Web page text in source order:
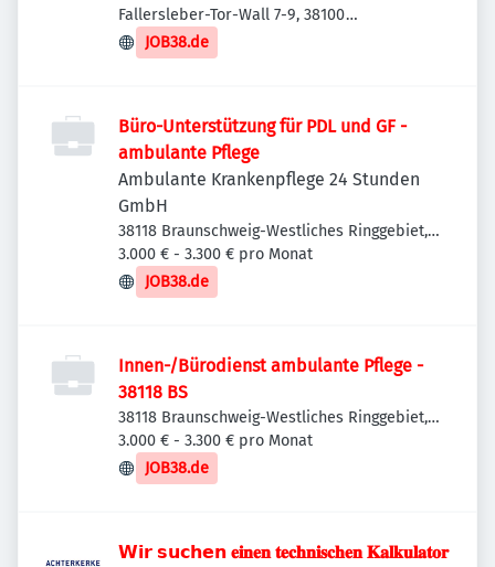
Fallersleber-Tor-Wall 7-9, 38100
Braunschweig, Deutschland
JOB38.de
Büro-Unterstützung für PDL und GF -
ambulante Pflege
Ambulante Krankenpflege 24 Stunden
GmbH
38118 Braunschweig-Westliches Ringgebiet,
Deutschland
3.000 € - 3.300 € pro Monat
JOB38.de
Innen-/Bürodienst ambulante Pflege -
38118 BS
38118 Braunschweig-Westliches Ringgebiet,
Deutschland
3.000 € - 3.300 € pro Monat
JOB38.de
𝗪𝗶𝗿 𝘀𝘂𝗰𝗵𝗲𝗻 𝐞𝐢𝐧𝐞𝐧 𝐭𝐞𝐜𝐡𝐧𝐢𝐬𝐜𝐡𝐞𝐧 𝐊𝐚𝐥𝐤𝐮𝐥𝐚𝐭𝐨𝐫